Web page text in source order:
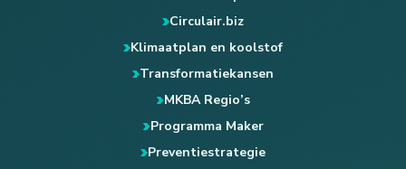
Circulair.biz
Klimaatplan en koolstof
Transformatiekansen
MKBA Regio’s
Programma Maker
Preventiestrategie